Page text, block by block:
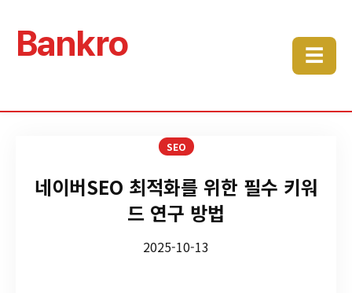
Bankro ☰
SEO
네이버SEO 최적화를 위한 필수 키워
드 연구 방법
2025-10-13